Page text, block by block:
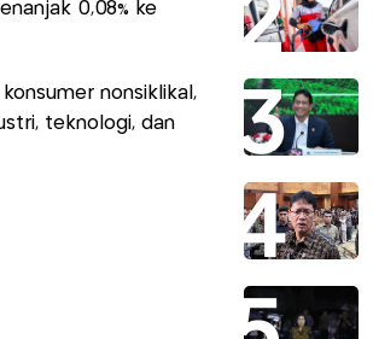
0,08% ke
nonsiklikal,
teknologi, dan